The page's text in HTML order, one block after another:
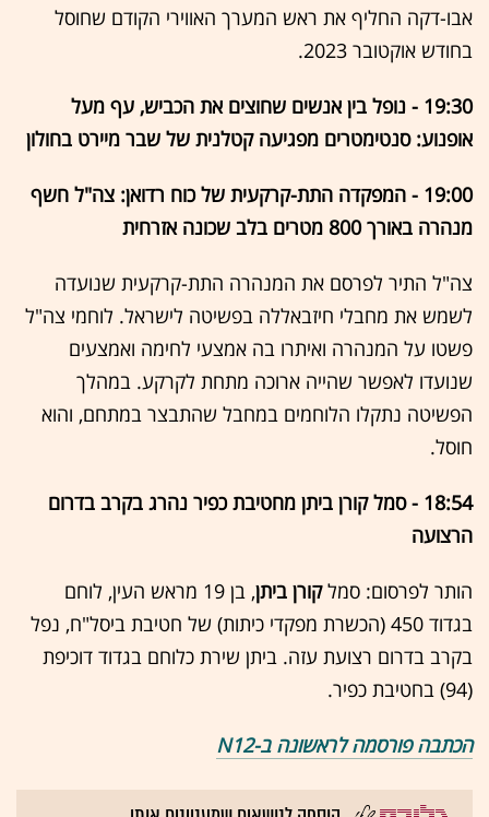
אבו-דקה החליף את ראש המערך האווירי הקודם שחוסל
בחודש אוקטובר 2023.
19:30 - נופל בין אנשים שחוצים את הכביש, עף מעל
אופנוע: סנטימטרים מפגיעה קטלנית של שבר מיירט בחולון
19:00 - המפקדה התת-קרקעית של כוח רדואן: צה"ל חשף
מנהרה באורך 800 מטרים בלב שכונה אזרחית
צה"ל התיר לפרסם את המנהרה התת-קרקעית שנועדה
לשמש את מחבלי חיזבאללה בפשיטה לישראל. לוחמי צה"ל
פשטו על המנהרה ואיתרו בה אמצעי לחימה ואמצעים
שנועדו לאפשר שהייה ארוכה מתחת לקרקע. במהלך
הפשיטה נתקלו הלוחמים במחבל שהתבצר במתחם, והוא
חוסל.
18:54 - סמל קורן ביתן מחטיבת כפיר נהרג בקרב בדרום
הרצועה
הותר לפרסום: סמלקורן ביתן
, בן 19 מראש העין, לוחם
בגדוד 450 (הכשרת מפקדי כיתות) של חטיבת ביסל"ח, נפל
בקרב בדרום רצועת עזה. ביתן שירת כלוחם בגדוד דוכיפת
(94) בחטיבת כפיר.
הכתבה פורסמה לראשונה ב-N12